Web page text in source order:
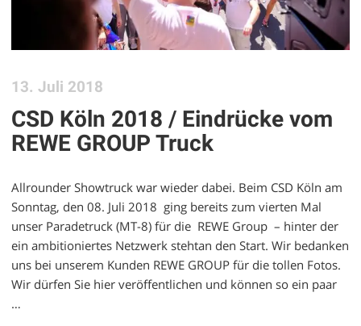
13. Juli 2018
CSD Köln 2018 / Eindrücke vom
REWE GROUP Truck
Allrounder Showtruck war wieder dabei. Beim CSD Köln am
Sonntag, den 08. Juli 2018 ging bereits zum vierten Mal
unser Paradetruck (MT-8) für die REWE Group – hinter der
ein ambitioniertes Netzwerk stehtan den Start. Wir bedanken
uns bei unserem Kunden REWE GROUP für die tollen Fotos.
Wir dürfen Sie hier veröffentlichen und können so ein paar
…